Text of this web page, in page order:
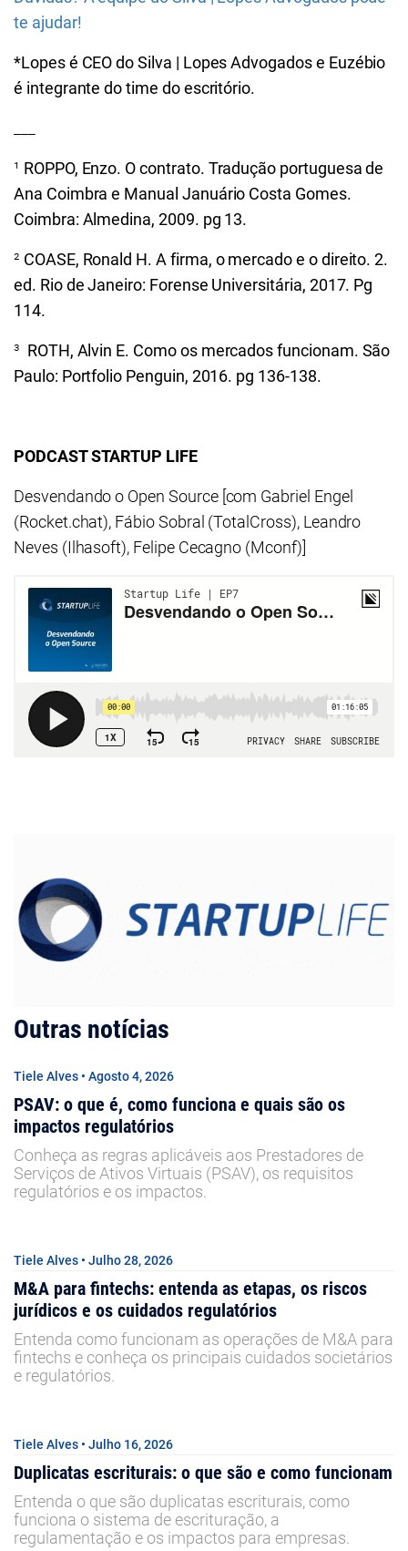
te ajudar!
*Lopes é CEO do Silva | Lopes Advogados e Euzébio
é integrante do time do escritório.
¹ ROPPO, Enzo. O contrato. Tradução portuguesa de
Ana Coimbra e Manual Januário Costa Gomes.
Coimbra: Almedina, 2009. pg 13.
² COASE, Ronald H. A firma, o mercado e o direito. 2.
ed. Rio de Janeiro: Forense Universitária, 2017. Pg
114.
³ ROTH, Alvin E. Como os mercados funcionam. São
Paulo: Portfolio Penguin, 2016. pg 136-138.
PODCAST STARTUP LIFE
Desvendando o Open Source [com Gabriel Engel
(Rocket.chat), Fábio Sobral (TotalCross), Leandro
Neves (Ilhasoft), Felipe Cecagno (Mconf)]
Outras notícias
Tiele Alves • Agosto 4, 2026
PSAV: o que é, como funciona e quais são os
impactos regulatórios
Conheça as regras aplicáveis aos Prestadores de
Serviços de Ativos Virtuais (PSAV), os requisitos
regulatórios e os impactos.
Tiele Alves • Julho 28, 2026
M&A para fintechs: entenda as etapas, os riscos
jurídicos e os cuidados regulatórios
Entenda como funcionam as operações de M&A para
fintechs e conheça os principais cuidados societários
e regulatórios.
Tiele Alves • Julho 16, 2026
Duplicatas escriturais: o que são e como funcionam
Entenda o que são duplicatas escriturais, como
funciona o sistema de escrituração, a
regulamentação e os impactos para empresas.